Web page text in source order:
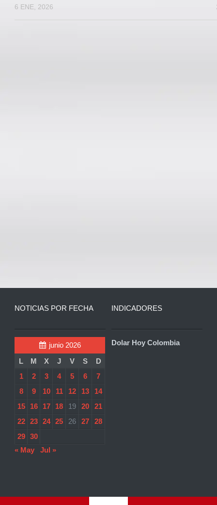
6 ENE, 2026
NOTICIAS POR FECHA
junio 2026
L
M X J V S
D
1
2 3 4 5 6
7
8
9 10 11 12 13
14
15
16 17 18 19 20
21
22
23 24 25 26 27
28
29
30
« May
Jul »
INDICADORES
Dolar Hoy Colombia